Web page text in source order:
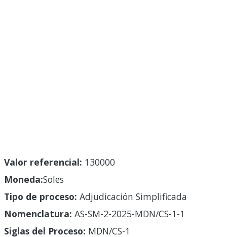
Valor referencial: 130000
Moneda:Soles
Tipo de proceso: Adjudicación Simplificada
Nomenclatura: AS-SM-2-2025-MDN/CS-1-1
Siglas del Proceso: MDN/CS-1